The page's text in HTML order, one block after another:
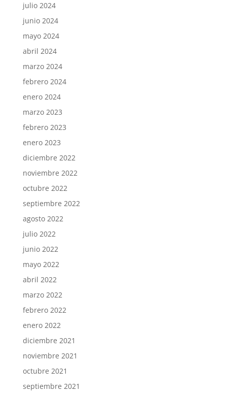
julio 2024
junio 2024
mayo 2024
abril 2024
marzo 2024
febrero 2024
enero 2024
marzo 2023
febrero 2023
enero 2023
diciembre 2022
noviembre 2022
octubre 2022
septiembre 2022
agosto 2022
julio 2022
junio 2022
mayo 2022
abril 2022
marzo 2022
febrero 2022
enero 2022
diciembre 2021
noviembre 2021
octubre 2021
septiembre 2021